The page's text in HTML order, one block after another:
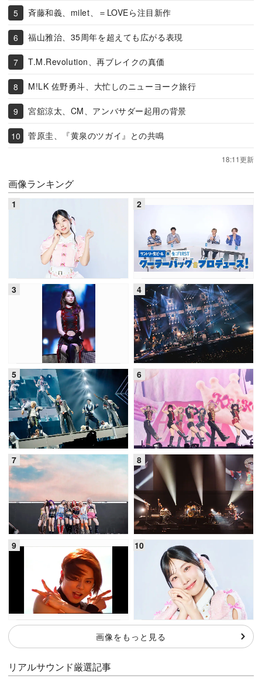
斉藤和義、milet、＝LOVEら注目新作
福山雅治、35周年を超えても広がる表現
T.M.Revolution、再ブレイクの真価
M!LK 佐野勇斗、大忙しのニューヨーク旅行
宮舘涼太、CM、アンバサダー起用の背景
菅原圭、『黄泉のツガイ』との共鳴
18:11更新
画像ランキング
画像をもっと見る
リアルサウンド厳選記事